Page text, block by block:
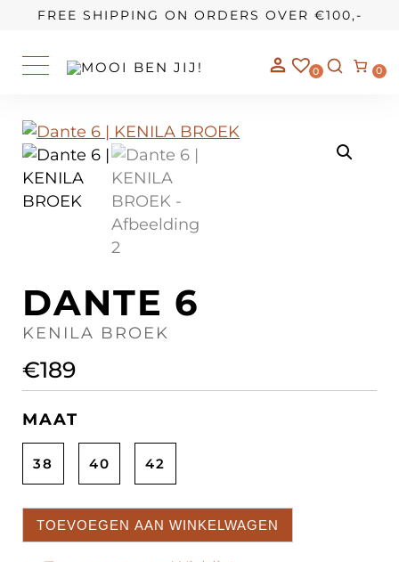
FREE SHIPPING ON ORDERS OVER €100,-
0 0
OUR STORY
DANTE 6
KENILA BROEK
€189
MAAT
38 40 42
TOEVOEGEN AAN WINKELWAGEN